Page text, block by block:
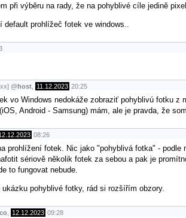
při výběru na rady, že na pohyblivé cíle jedině
prohlížeč fotek ve windows..
@host 11.12.2023 20:25
vo Windows nedokáže zobraziť pohyblivú fotku z
Android - Samsung) mám, ale je pravda, že
08:26
prohlížení fotek. Nic jako "pohyblivá fotka" -
sériově několik fotek za sebou a pak je
to fungovat nebude.
pohyblivé fotky, rád si rozšířím obzory.
12.12.2023 09:28